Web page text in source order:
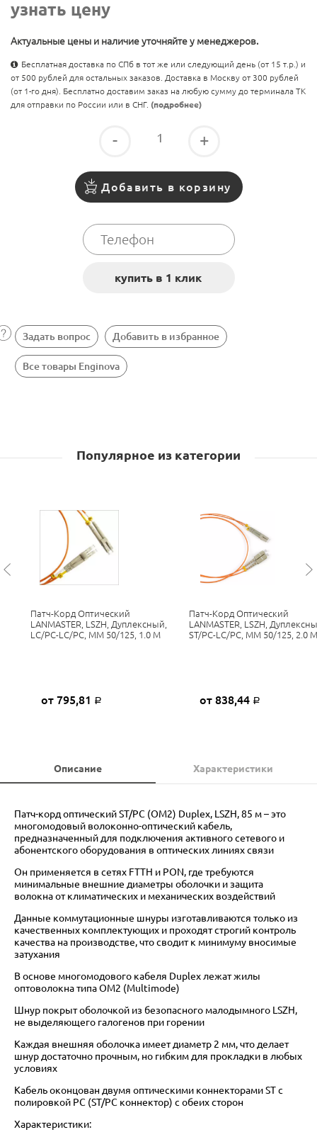
узнать цену
Актуальные цены и наличие уточняйте у менеджеров.
Бесплатная доставка по СПб в тот же или следующий день (от 15 т.р.) и
от 500 рублей для остальных заказов. Доставка в Москву от 300 рублей
(от 1-го дня). Бесплатно доставим заказ на любую сумму до терминала ТК
для отправки по России или в СНГ. (подробнее)
- +
Добавить в корзину
Задать вопрос Добавить в избранное
Все товары Enginova
Популярное из категории
Патч-Корд Оптический
LANMASTER, LSZH, Дуплексный,
LC/PC-LC/PC, MM 50/125, 1.0 М
от 795,81 Р
Патч-Корд Оптический
LANMASTER, LSZH,
ST/PC-LC/PC, MM 50/125, 2.0 М
от 838,44 Р
Описание Характеристики
Патч-корд оптический ST/PC (OM2) Duplex, LSZH, 85 м – это
многомодовый волоконно-оптический кабель,
предназначенный для подключения активного сетевого и
абонентского оборудования в оптических линиях связи
Он применяется в сетях FTTH и PON, где требуются
минимальные внешние диаметры оболочки и защита
волокна от климатических и механических воздействий
Данные коммутационные шнуры изготавливаются только из
качественных комплектующих и проходят строгий контроль
качества на производстве, что сводит к минимуму вносимые
затухания
В основе многомодового кабеля Duplex лежат жилы
оптоволокна типа OM2 (Multimode)
Шнур покрыт оболочкой из безопасного малодымного LSZH,
не выделяющего галогенов при горении
Каждая внешняя оболочка имеет диаметр 2 мм, что делает
шнур достаточно прочным, но гибким для прокладки в любых
условиях
Кабель оконцован двумя оптическими коннекторами ST с
полировкой PC (ST/PC коннектор) с обеих сторон
Характеристики: